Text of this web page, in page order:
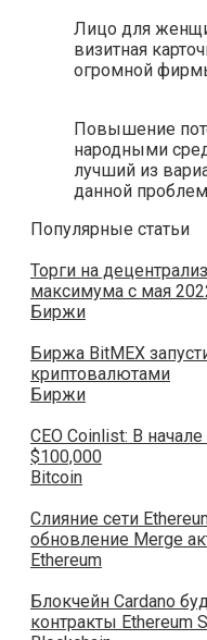
Лицо для
визитная
огромной
Повышение
народными
лучший из
данной
Популярные статьи
Торги на
максимума с мая
Биржи
Биржа BitMEX
криптовалютами
Биржи
CEO Coinlist: В
$100,000
Bitcoin
Слияние сети
обновление Merge
Ethereum
Блокчейн Cardano
контракты Ethereum